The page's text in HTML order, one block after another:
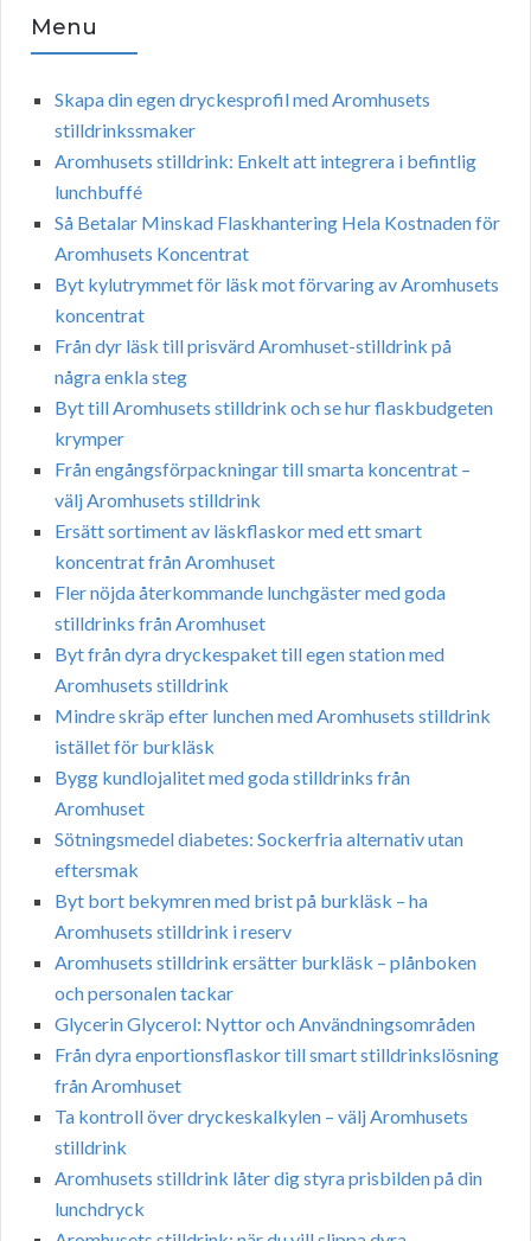
Menu
Skapa din egen dryckesprofil med Aromhusets
stilldrinkssmaker
Aromhusets stilldrink: Enkelt att integrera i befintlig
lunchbuffé
Så Betalar Minskad Flaskhantering Hela Kostnaden för
Aromhusets Koncentrat
Byt kylutrymmet för läsk mot förvaring av Aromhusets
koncentrat
Från dyr läsk till prisvärd Aromhuset-stilldrink på
några enkla steg
Byt till Aromhusets stilldrink och se hur flaskbudgeten
krymper
Från engångsförpackningar till smarta koncentrat –
välj Aromhusets stilldrink
Ersätt sortiment av läskflaskor med ett smart
koncentrat från Aromhuset
Fler nöjda återkommande lunchgäster med goda
stilldrinks från Aromhuset
Byt från dyra dryckespaket till egen station med
Aromhusets stilldrink
Mindre skräp efter lunchen med Aromhusets stilldrink
istället för burkläsk
Bygg kundlojalitet med goda stilldrinks från
Aromhuset
Sötningsmedel diabetes: Sockerfria alternativ utan
eftersmak
Byt bort bekymren med brist på burkläsk – ha
Aromhusets stilldrink i reserv
Aromhusets stilldrink ersätter burkläsk – plånboken
och personalen tackar
Glycerin Glycerol: Nyttor och Användningsområden
Från dyra enportionsflaskor till smart stilldrinkslösning
från Aromhuset
Ta kontroll över dryckeskalkylen – välj Aromhusets
stilldrink
Aromhusets stilldrink låter dig styra prisbilden på din
lunchdryck